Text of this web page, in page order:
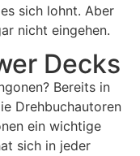
sich lohnt. Aber
nicht eingehen.
Decks
Bereits in
Drehbuchautoren
ein wichtige
sich in jeder